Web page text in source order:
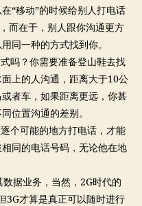
“移动”的时候给别人打电话
而在于，别人跟你沟通更方
同一种的方式找到你。
吗？你需要准备登山鞋去找
上的人沟通，距离大于10公
者车，如果距离更远，你甚
位置沟通的差别。
个可能的地方打电话，才能
同的电话号码，无论他在地
据业务，当然，2G时代的
3G才算是真正可以随时进行